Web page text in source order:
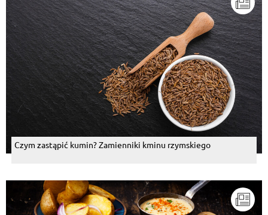
Czym zastąpić kumin? Zamienniki kminu rzymskiego